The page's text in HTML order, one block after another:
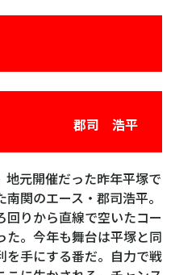
郡司 浩平
元開催だった昨年平塚で
関のエース・郡司浩平。
りから直線で空いたコー
た。今年も舞台は平塚と同
を手にする番だ。自力で戦